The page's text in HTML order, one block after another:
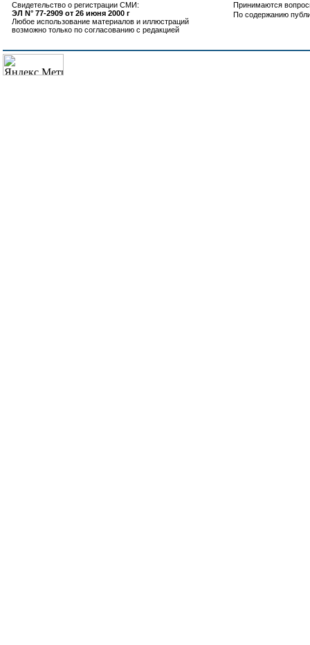
Свидетельство о регистрации СМИ:
ЭЛ N° 77-2909 от 26 июня 2000 г
Любое использование материалов и иллюстраций
возможно только по согласованию с редакцией
Принимаются
По содержанию